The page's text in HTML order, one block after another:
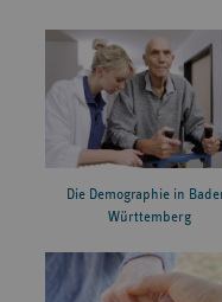
Die Demographie in
Württemberg